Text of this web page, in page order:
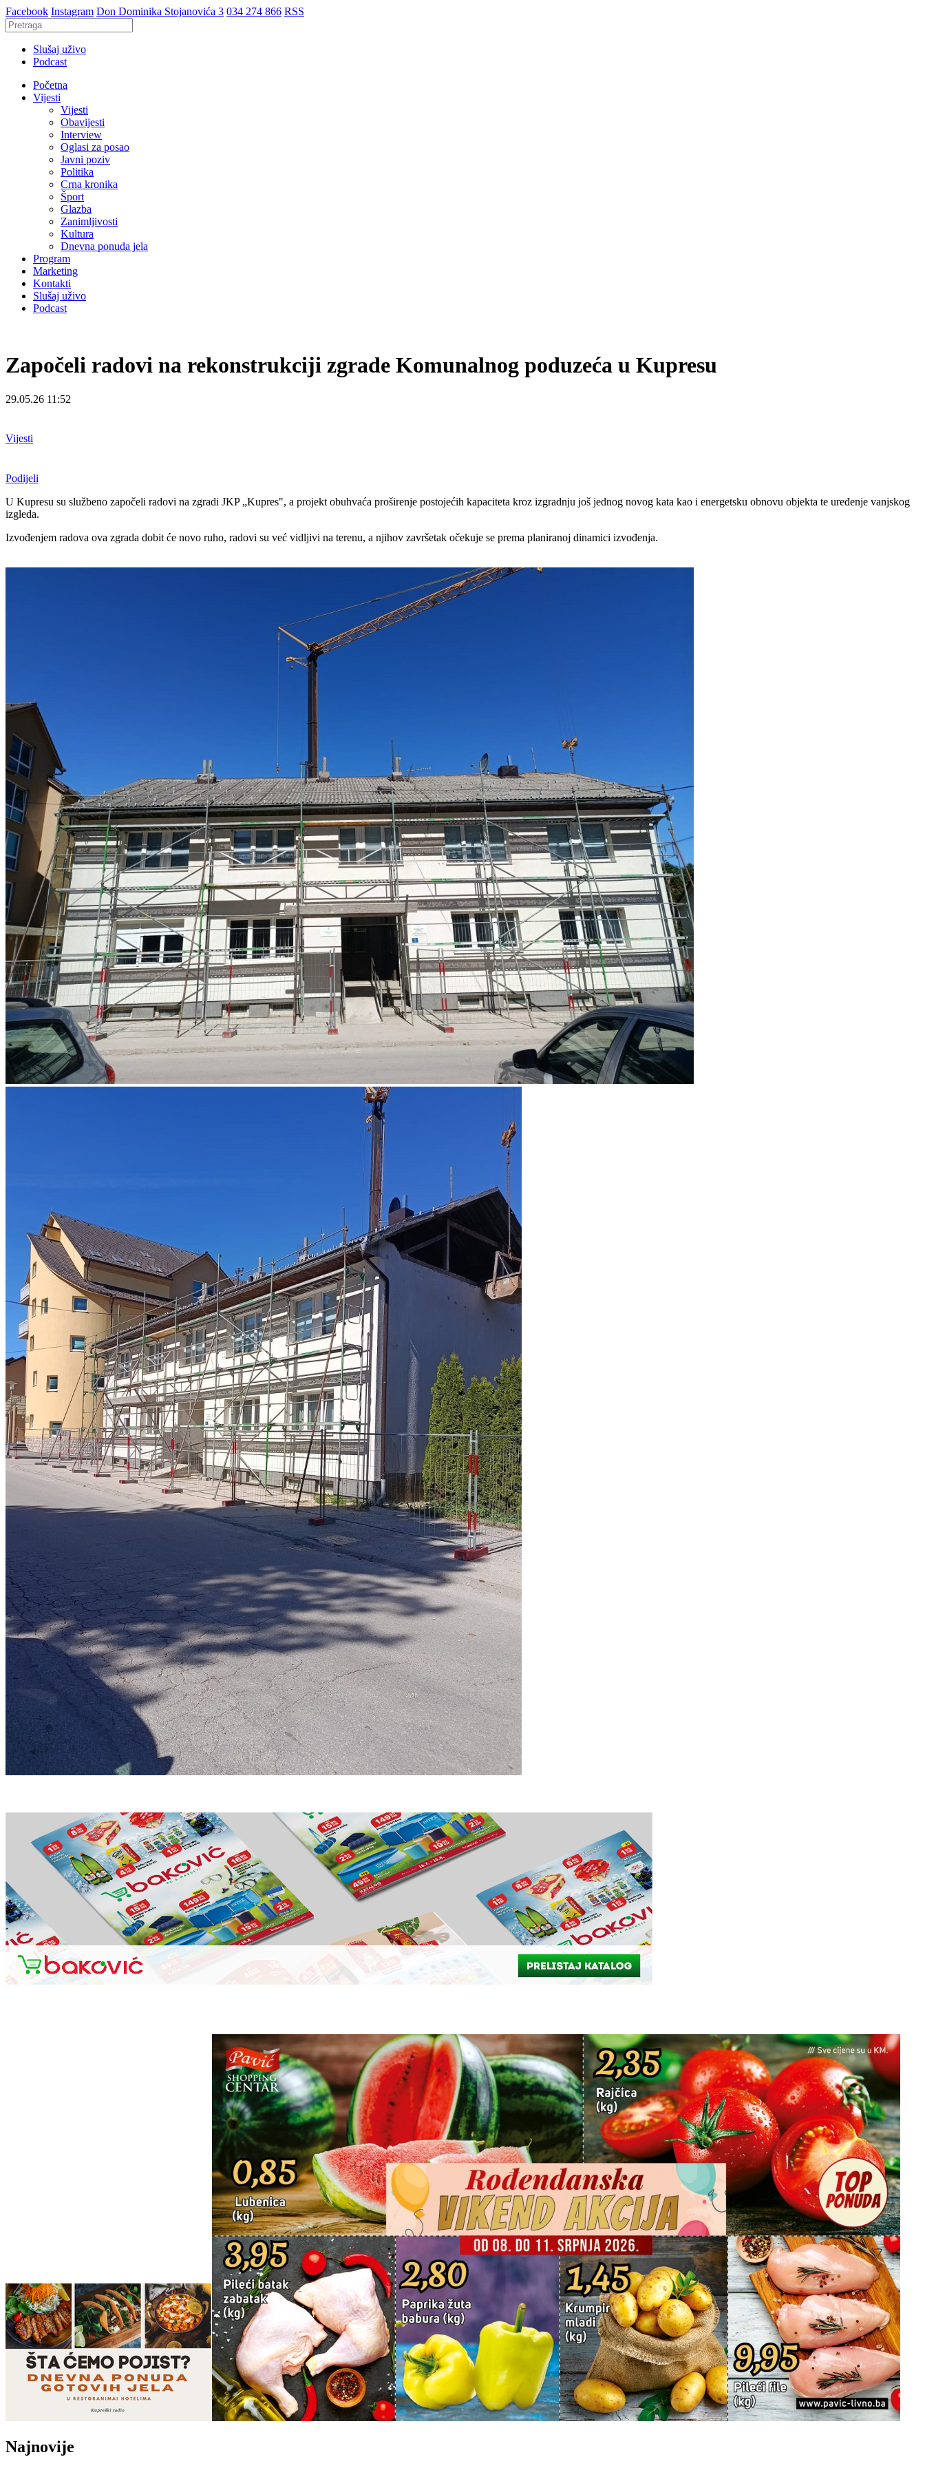
Facebook Instagram Don Dominika Stojanovića 3 034 274 866 RSS
Slušaj uživo
Podcast
Početna
Vijesti
Vijesti
Obavijesti
Interview
Oglasi za posao
Javni poziv
Politika
Crna kronika
Šport
Glazba
Zanimljivosti
Kultura
Dnevna ponuda jela
Program
Marketing
Kontakti
Slušaj uživo
Podcast
Započeli radovi na rekonstrukciji zgrade Komunalnog poduzeća u Kupresu
29.05.26 11:52
Vijesti
Podijeli
U Kupresu su službeno započeli radovi na zgradi JKP „Kupres", a projekt obuhvaća proširenje postojećih kapaciteta kroz izgradnju još jednog novog kata kao i energetsku obnovu objekta te uređenje vanjskog
izgleda.
Izvođenjem radova ova zgrada dobit će novo ruho, radovi su već vidljivi na terenu, a njihov završetak očekuje se prema planiranoj dinamici izvođenja.
Najnovije